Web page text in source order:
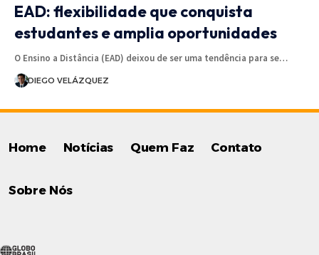
EAD: flexibilidade que conquista
estudantes e amplia oportunidades
O Ensino a Distância (EAD) deixou de ser uma tendência para se…
DIEGO VELÁZQUEZ
Home Notícias Quem Faz Contato
Sobre Nós